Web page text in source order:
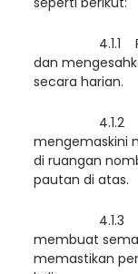
4.1.1
dan
secara harian.
4.1.2
mengemaskini
di ruangan
pautan di atas.
4.1.3
membuat
memastikan